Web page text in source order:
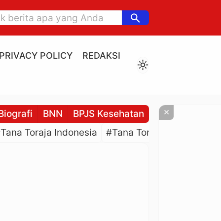
search
PRIVACY POLICY
REDAKSI
light_mode
BNN BPJS Kesehatan BPJS
Toraja Indonesia #Tana Toraja Culture
×